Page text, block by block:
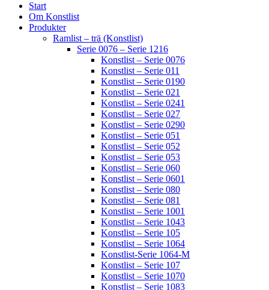
Start
Om Konstlist
Produkter
Ramlist – trä (Konstlist)
Serie 0076 – Serie 1216
Konstlist – Serie 0076
Konstlist – Serie 011
Konstlist – Serie 0190
Konstlist – Serie 021
Konstlist – Serie 0241
Konstlist – Serie 027
Konstlist – Serie 0290
Konstlist – Serie 051
Konstlist – Serie 052
Konstlist – Serie 053
Konstlist – Serie 060
Konstlist – Serie 0601
Konstlist – Serie 080
Konstlist – Serie 081
Konstlist – Serie 1001
Konstlist – Serie 1043
Konstlist – Serie 105
Konstlist – Serie 1064
Konstlist-Serie 1064-M
Konstlist – Serie 107
Konstlist – Serie 1070
Konstlist – Serie 1083